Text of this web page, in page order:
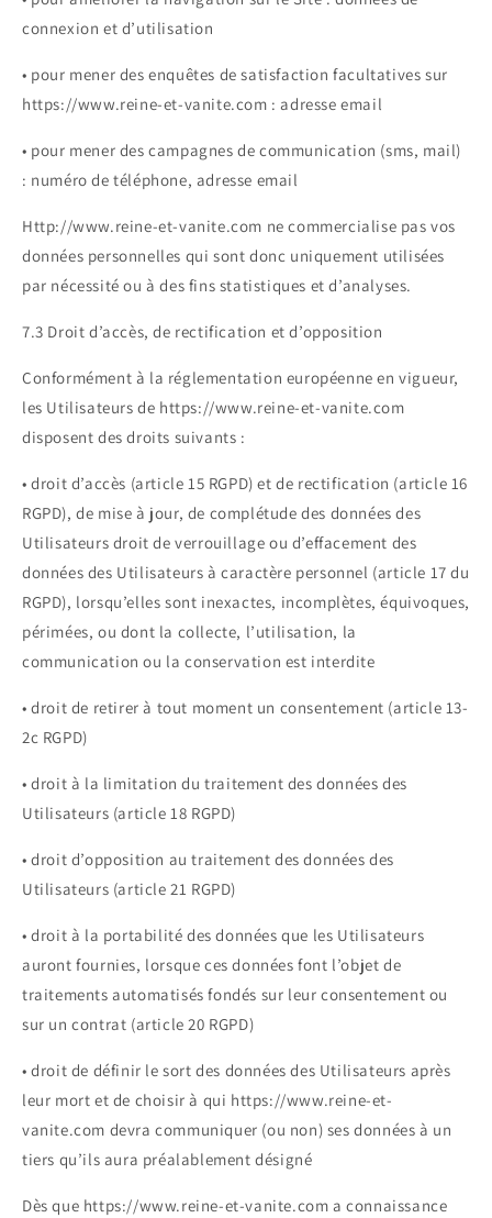
connexion et d’utilisation
• pour mener des enquêtes de satisfaction facultatives sur
https://www.reine-et-vanite.com : adresse email
• pour mener des campagnes de communication (sms, mail)
: numéro de téléphone, adresse email
Http://www.reine-et-vanite.com ne commercialise pas vos
données personnelles qui sont donc uniquement utilisées
par nécessité ou à des fins statistiques et d’analyses.
7.3 Droit d’accès, de rectification et d’opposition
Conformément à la réglementation européenne en vigueur,
les Utilisateurs de https://www.reine-et-vanite.com
disposent des droits suivants :
• droit d’accès (article 15 RGPD) et de rectification (article 16
RGPD), de mise à jour, de complétude des données des
Utilisateurs droit de verrouillage ou d’effacement des
données des Utilisateurs à caractère personnel (article 17 du
RGPD), lorsqu’elles sont inexactes, incomplètes, équivoques,
périmées, ou dont la collecte, l’utilisation, la
communication ou la conservation est interdite
• droit de retirer à tout moment un consentement (article 13-
2c RGPD)
• droit à la limitation du traitement des données des
Utilisateurs (article 18 RGPD)
• droit d’opposition au traitement des données des
Utilisateurs (article 21 RGPD)
• droit à la portabilité des données que les Utilisateurs
auront fournies, lorsque ces données font l’objet de
traitements automatisés fondés sur leur consentement ou
sur un contrat (article 20 RGPD)
• droit de définir le sort des données des Utilisateurs après
leur mort et de choisir à qui https://www.reine-et-
vanite.com devra communiquer (ou non) ses données à un
tiers qu’ils aura préalablement désigné
Dès que https://www.reine-et-vanite.com a connaissance